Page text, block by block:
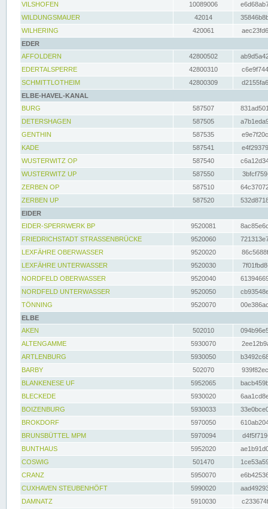
VILSHOFEN
10089006
WILDUNGSMAUER
42014
WILHERING
420061
EDER
AFFOLDERN
42800502
EDERTALSPERRE
42800310
SCHMITTLOTHEIM
42800309
ELBE-HAVEL-KANAL
BURG
587507
DETERSHAGEN
587505
GENTHIN
587535
KADE
587541
WUSTERWITZ OP
587540
WUSTERWITZ UP
587550
ZERBEN OP
587510
ZERBEN UP
587520
EIDER
EIDER-SPERRWERK BP
9520081
FRIEDRICHSTADT STRASSENBRÜCKE
9520060
LEXFÄHRE OBERWASSER
9520020
LEXFÄHRE UNTERWASSER
9520030
NORDFELD OBERWASSER
9520040
NORDFELD UNTERWASSER
9520050
TÖNNING
9520070
ELBE
AKEN
502010
ALTENGAMME
5930070
ARTLENBURG
5930050
BARBY
502070
BLANKENESE UF
5952065
BLECKEDE
5930020
BOIZENBURG
5930033
BROKDORF
5970050
BRUNSBÜTTEL MPM
5970094
BUNTHAUS
5952020
COSWIG
501470
CRANZ
5950070
CUXHAVEN STEUBENHÖFT
5990020
DAMNATZ
5910030